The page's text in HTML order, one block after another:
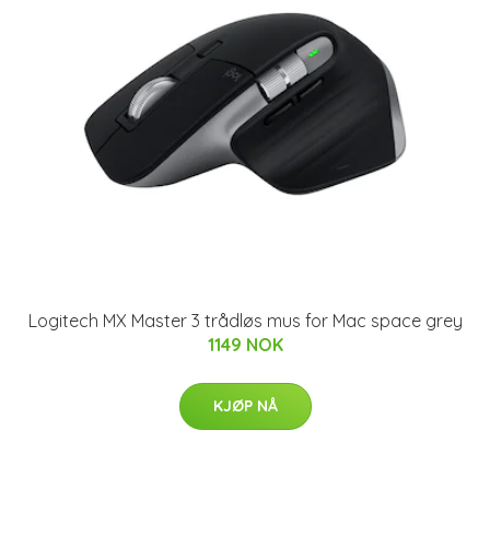
Logitech MX Master 3 trådløs mus for Mac space grey
1149 NOK
KJØP NÅ